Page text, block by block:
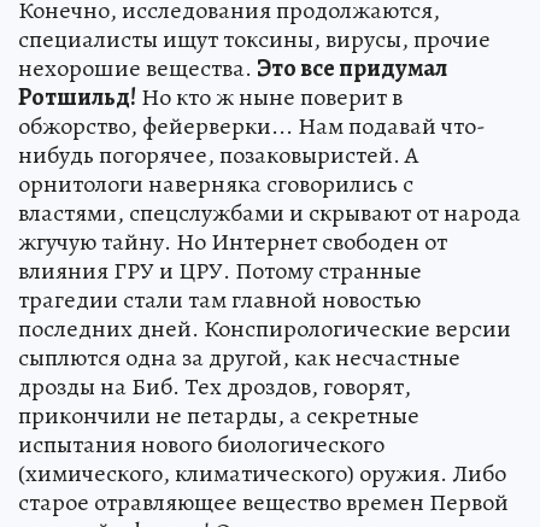
Конечно, исследования продолжаются,
специалисты ищут токсины, вирусы, прочие
нехорошие вещества. Это все придумал
Ротшильд! Но кто ж ныне поверит в
обжорство, фейерверки... Нам подавай что-
нибудь погорячее, позаковыристей. А
орнитологи наверняка сговорились с
властями, спецслужбами и скрывают от народа
жгучую тайну. Но Интернет свободен от
влияния ГРУ и ЦРУ. Потому странные
трагедии стали там главной новостью
последних дней. Конспирологические версии
сыплются одна за другой, как несчастные
дрозды на Биб. Тех дроздов, говорят,
прикончили не петарды, а секретные
испытания нового биологического
(химического, климатического) оружия. Либо
старое отравляющее вещество времен Первой